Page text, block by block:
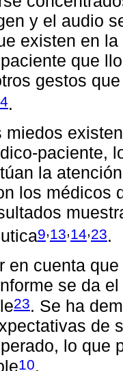
y el audio
existen en
que
gestos
.
miedos
paciente,
la
los médicos
9,13,14,23.
en cuenta
se da
23. Se ha
de
lo que
10.